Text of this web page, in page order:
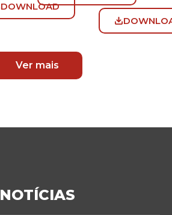
DOWNLOAD
Ver mais
NOTÍCIAS